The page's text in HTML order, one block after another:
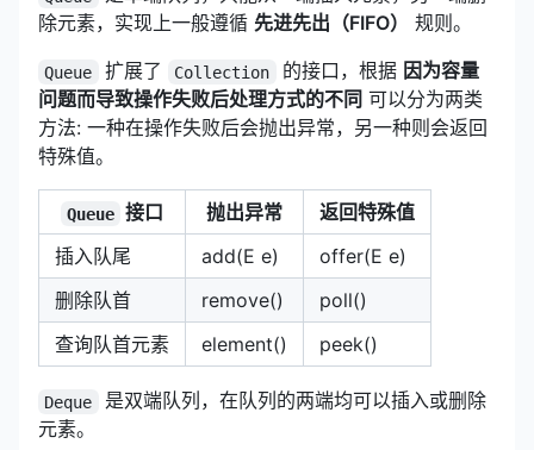
除元素，实现上一般遵循 先进先出（FIFO） 规则。
Queue 扩展了 Collection 的接口，根据 因为容量
问题而导致操作失败后处理方式的不同 可以分为两类
方法: 一种在操作失败后会抛出异常，另一种则会返回
特殊值。
Queue 接口 抛出异常
返回特殊值
插入队尾
add(E e)
offer(E e)
删除队首
remove()
poll()
查询队首元素
element() peek()
Deque
是双端队列，在队列的两端均可以插入或删除
元素。